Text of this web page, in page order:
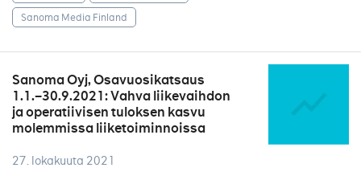
Sanoma Media Finland
Sanoma Oyj, Osavuosikatsaus
1.1.–30.9.2021: Vahva liikevaihdon
ja operatiivisen tuloksen kasvu
molemmissa liiketoiminnoissa
27. lokakuuta 2021